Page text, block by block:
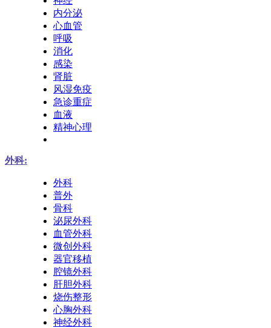
内分泌
心血管
呼吸
消化
感染
肾脏
风湿免疫
急诊重症
血液
精神心理
外科:
外科
普外
骨科
泌尿外科
血管外科
微创外科
器官移植
腔镜外科
肝胆外科
烧伤整形
心胸外科
神经外科